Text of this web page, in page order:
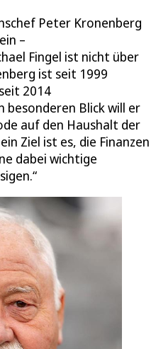
Peter Kronenberg
–
Fingel ist nicht über
ist seit 1999
2014
besonderen Blick will er
auf den Haushalt der
Ziel ist es, die Finanzen
dabei wichtige